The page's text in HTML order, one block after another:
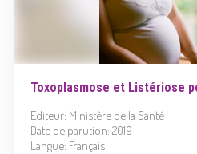
Toxoplasmose et Listériose
Editeur: Ministère de la Santé
Date de parution: 2019
Langue: Français